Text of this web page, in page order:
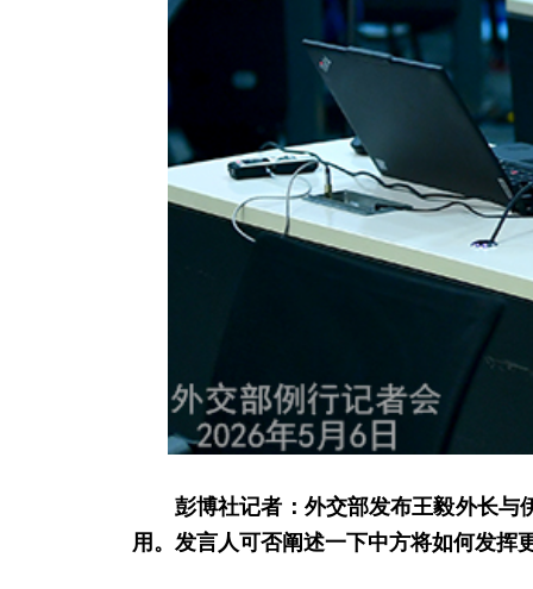
彭博社记者：外交部发布王毅外长与
用。发言人可否阐述一下中方将如何发挥